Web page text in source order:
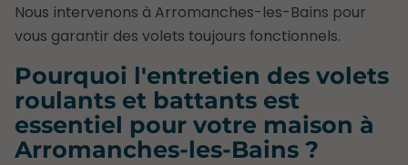
Nous intervenons à Arromanches-les-Bains pour
vous garantir des volets toujours fonctionnels.
Pourquoi l'entretien des volets
roulants et battants est
essentiel pour votre maison à
Arromanches-les-Bains ?